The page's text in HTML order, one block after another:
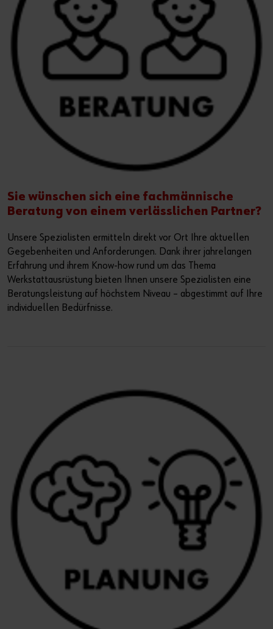
Medienmanagement
Gefahrstoffmanagement
Reifenkompetenzcenter
Aktionen
Sie wünschen sich eine fachmännische
Beratung von einem verlässlichen Partner?
Unsere Spezialisten ermitteln direkt vor Ort Ihre aktuellen
Gegebenheiten und Anforderungen. Dank ihrer jahrelangen
Erfahrung und ihrem Know-how rund um das Thema
Werkstattausrüstung bieten Ihnen unsere Spezialisten eine
Beratungsleistung auf höchstem Niveau – abgestimmt auf Ihre
individuellen Bedürfnisse.